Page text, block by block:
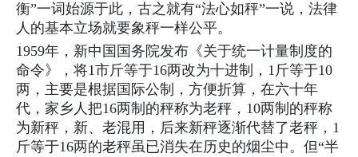
衡”一词始源于此，古之就有“法心如秤”一说，法律
人的基本立场就要象秤一样公平。
1959年，新中国国务院发布《关于统一计量制度的
命令》，将1市斤等于16两改为十进制，1斤等于10
两，主要是根据国际公制，方便折算，在六十年
代，家乡人把16两制的秤称为老秤，10两制的秤称
为新秤，新、老混用，后来新秤逐渐代替了老秤，1
斤等于16两的老秤虽已消失在历史的烟尘中。但“半